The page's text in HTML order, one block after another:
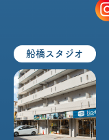
船橋スタジオ